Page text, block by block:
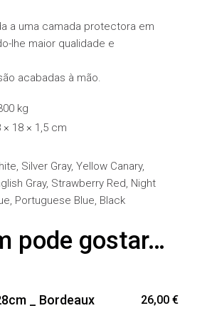
a uma camada protectora em
lhe maior qualidade e
acabadas à mão.
kg
× 18 × 1,5 cm
Silver Gray, Yellow Canary,
Gray, Strawberry Red, Night
Portuguese Blue, Black
pode gostar…
_ Bordeaux 26,00 €